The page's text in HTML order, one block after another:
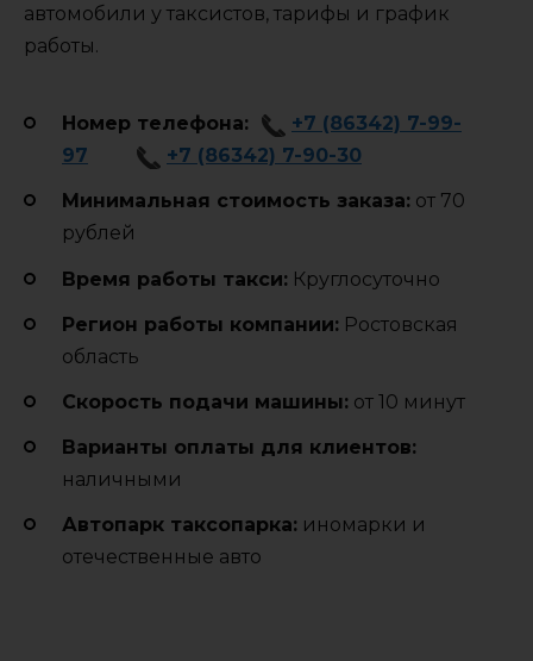
автомобили у таксистов, тарифы и график
работы.
Номер телефона:
+7 (86342) 7-99-
97
+7 (86342) 7-90-30
Минимальная стоимость заказа: от 70
рублей
Время работы такси: Круглосуточно
Регион работы компании: Ростовская
область
Cкорость подачи машины: от 10 минут
Варианты оплаты для клиентов:
наличными
Автопарк таксопарка: иномарки и
отечественные авто